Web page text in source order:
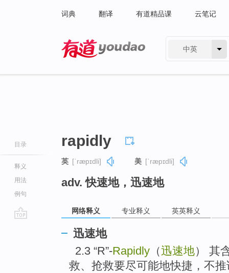
词典 翻译 有道精品课 云笔记
中英
目录
释义
用法
例句
rapidly
英 [ˈræpɪdli] 美 [ˈræpɪdli]
adv. 快速地，迅速地
网络释义 专业释义 英英释义
迅速地
2.3 “R”-Rapidly （迅速地） 其
救、抢救要尽可能地快捷，不